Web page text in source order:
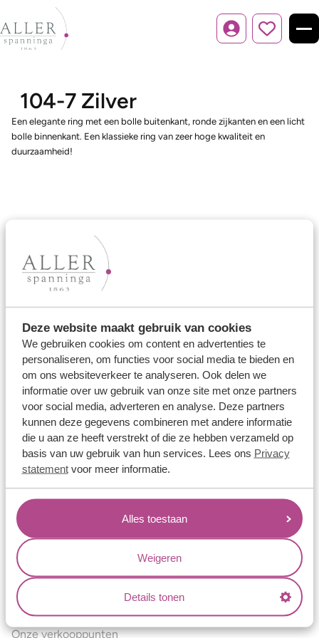
Deze website maakt gebruik van cookies
We gebruiken cookies om content en advertenties te
personaliseren, om functies voor social media te bieden en
om ons websiteverkeer te analyseren. Ook delen we
informatie over uw gebruik van onze site met onze partners
voor social media, adverteren en analyse. Deze partners
kunnen deze gegevens combineren met andere informatie
die u aan ze heeft verstrekt of die ze hebben verzameld op
basis van uw gebruik van hun services. Lees ons Privacy
statementvoor meer informatie.
Alles toestaan
Weigeren
Details tonen
Inloggen
104-7 Zilver
Een elegante ring met een bolle buitenkant, ronde zijkanten en een licht
bolle binnenkant. Een klassieke ring van zeer hoge kwaliteit en
duurzaamheid!
Ons aanbod
Trouwringen
Verlovingsringen
Vriendschapsringen
Over ons
Aller Spanninga
Historie
Certificaten
Blogs
Jouw voordelen
Conflictvrije Materialen
Oneindig veel mogelijkheden
Kwaliteit
Juweliers & Contact
Onze verkooppunten